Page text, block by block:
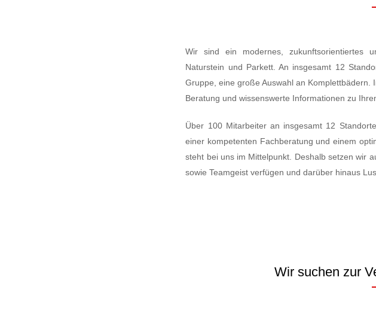
Wir sind ein modernes, zukunftsorientiertes
Naturstein und Parkett. An insgesamt 12
Gruppe, eine große Auswahl an
Beratung und wissenswerte Informationen zu
Über 100 Mitarbeiter an insgesamt 12
einer kompetenten Fachberatung und einem
steht bei uns im Mittelpunkt. Deshalb setzen wir
sowie Teamgeist verfügen und darüber hinaus
Wir suchen zur